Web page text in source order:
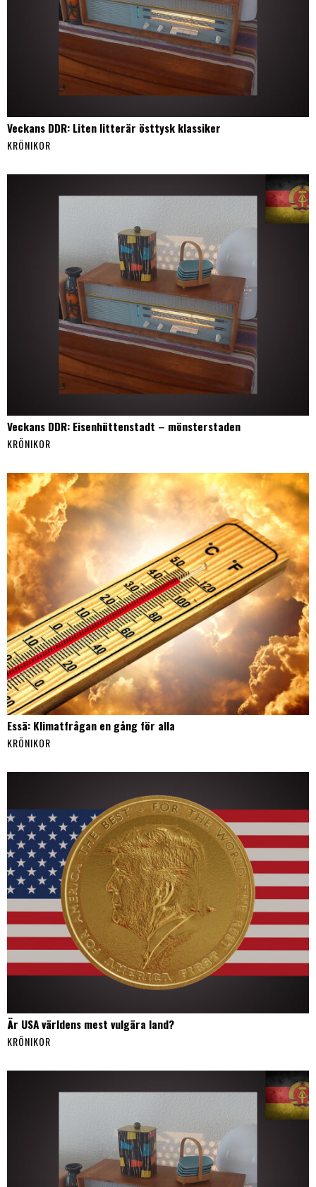
Veckans DDR: Liten litterär östtysk klassiker
KRÖNIKOR
Veckans DDR: Eisenhüttenstadt – mönsterstaden
KRÖNIKOR
Essä: Klimatfrågan en gång för alla
KRÖNIKOR
Är USA världens mest vulgära land?
KRÖNIKOR